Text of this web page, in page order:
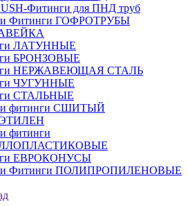
Фитинги для ПНД труб
и Фитинги ГОФРОТРУБЫ
ЛАТУННЫЕ
БРОНЗОВЫЕ
НЕРЖАВЕЮЩАЯ СТАЛЬ
ЧУГУННЫЕ
СТАЛЬНЫЕ
и фитинги СШИТЫЙ
фитинги
ЕВРОКОНУСЫ
и Фитинги ПОЛИПРОПИЛЕНОВЫЕ